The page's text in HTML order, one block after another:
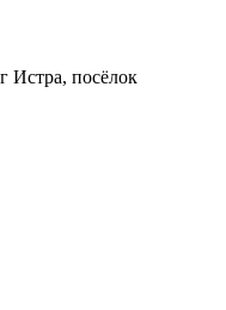
Истра, посёлок